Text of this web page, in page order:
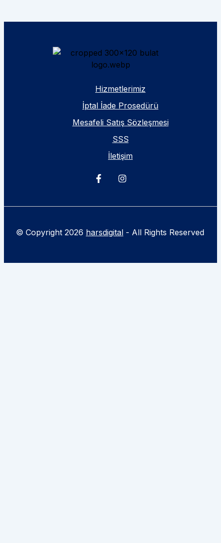
Hizmetlerimiz
İptal İade Prosedürü
Mesafeli Satış Sözleşmesi
SSS
İletişim
© Copyright 2026 harsdigital - All Rights Reserved